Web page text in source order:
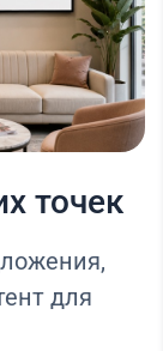
точек
для